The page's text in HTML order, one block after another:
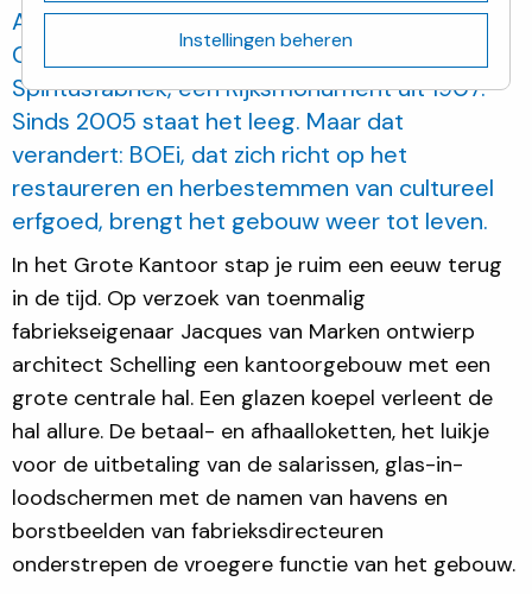
Aan de Wateringseweg in Delft staat het
Grote Kantoor van de Nederlandsche Gist- en
Spiritusfabriek, een Rijksmonument uit 1907.
Sinds 2005 staat het leeg. Maar dat
verandert: BOEi, dat zich richt op het
restaureren en herbestemmen van cultureel
erfgoed, brengt het gebouw weer tot leven.
In het Grote Kantoor stap je ruim een eeuw terug
in de tijd. Op verzoek van toenmalig
fabriekseigenaar Jacques van Marken ontwierp
architect Schelling een kantoorgebouw met een
grote centrale hal. Een glazen koepel verleent de
hal allure. De betaal- en afhaalloketten, het luikje
voor de uitbetaling van de salarissen, glas-in-
loodschermen met de namen van havens en
borstbeelden van fabrieksdirecteuren
onderstrepen de vroegere functie van het gebouw.
Instellingen beheren